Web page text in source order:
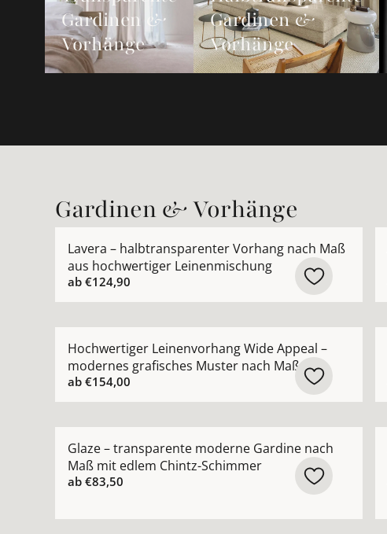
Gardinen &
Vorhänge
Gardinen &
Vorhänge
Gardinen & Vorhänge
Lavera – halbtransparenter Vorhang nach Maß
aus hochwertiger Leinenmischung
ab €124,90
Hochwertiger Leinenvorhang Wide Appeal –
modernes grafisches Muster nach Maß
ab €154,00
Glaze – transparente moderne Gardine nach
Maß mit edlem Chintz-Schimmer
ab €83,50